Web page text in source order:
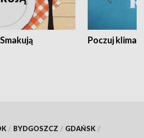
Poczuj klimat
/ BYDGOSZCZ / GDAŃSK /